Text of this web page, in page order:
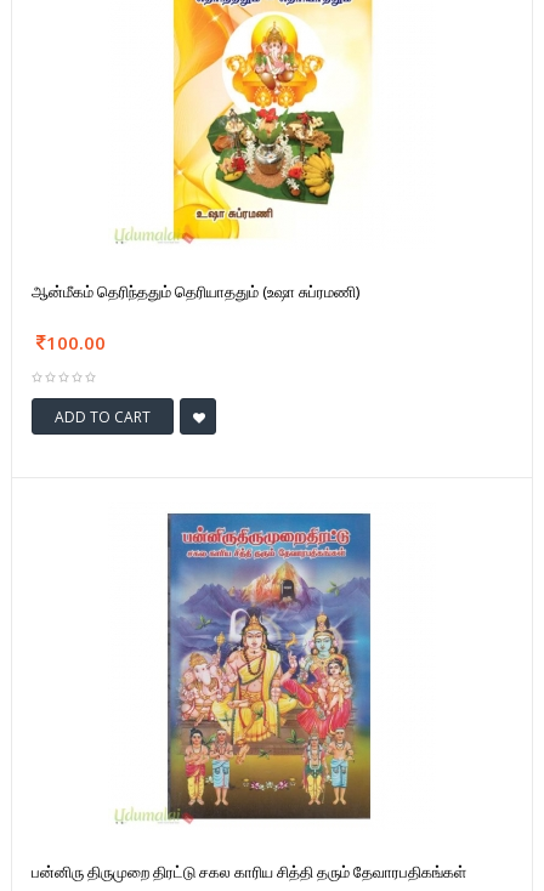
ஆன்மீகம் தெரிந்ததும் தெரியாததும் (உஷா சுப்ரமணி)
100.00
ADD TO CART
பன்னிரு திருமுறை திரட்டு சகல காரிய சித்தி தரும் தேவாரபதிகங்கள்